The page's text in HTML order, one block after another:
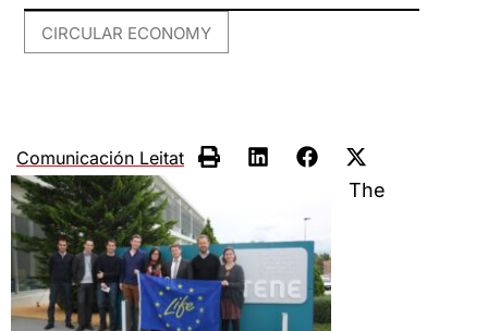
CIRCULAR ECONOMY
Comunicación Leitat
The